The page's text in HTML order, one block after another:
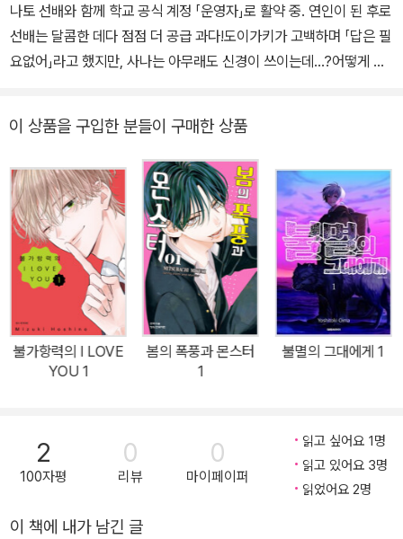
나토 선배와 함께 학교 공식 계정 「운영자」로 활약 중. 연인이 된 후로
선배는 달콤한 데다 점점 더 공급 과다!도이가키가 고백하며 「답은 필
요없어」라고 했지만, 사나는 아무래도 신경이 쓰이는데…?어떻게 될
이 상품을 구입한 분들이 구매한 상품
불가항력의 I LOVE
YOU 1
봄의 폭풍과 몬스터
1
불멸의 그대에게 1
2
100자평
0
리뷰
0
마이페이퍼
읽고 싶어요 1명
읽고 있어요 3명
읽었어요 2명
이 책에 내가 남긴 글